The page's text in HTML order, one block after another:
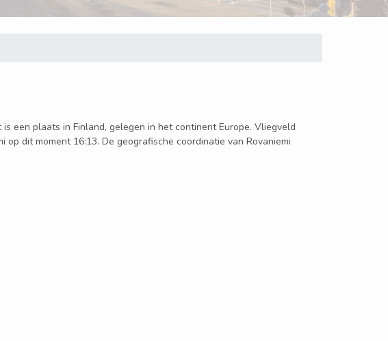
een plaats in Finland, gelegen in het continent Europe. Vliegveld
dit moment 16:13. De geografische coordinatie van Rovaniemi